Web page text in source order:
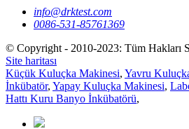
info@drktest.com
0086-531-85761369
© Copyright - 2010-2023: Tüm Hakları
Site haritası
Küçük Kuluçka Makinesi, Yavru
İnkübatör, Yapay Kuluçka Makinesi,
Hattı Kuru Banyo İnkübatörü,